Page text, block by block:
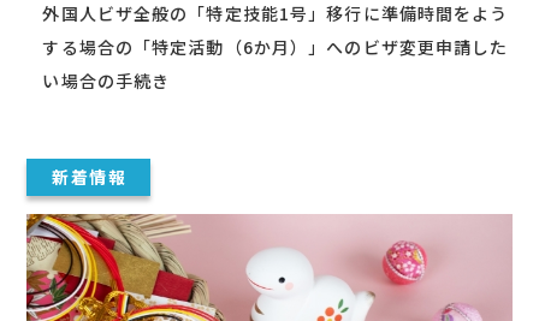
外国人ビザ全般の「特定技能1号」移行に準備時間をよう
する場合の「特定活動（6か月）」へのビザ変更申請した
い場合の手続き
新着情報